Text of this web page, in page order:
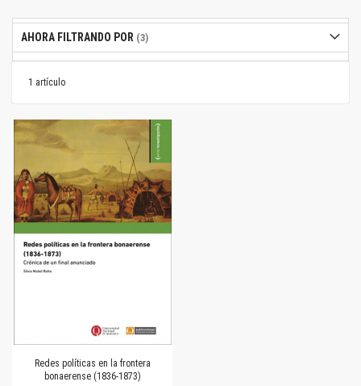
1 artículo
Redes políticas en la frontera
bonaerense (1836-1873)
AHORA FILTRANDO POR